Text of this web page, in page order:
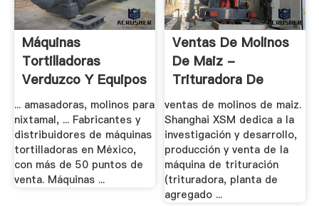
Máquinas
Tortilladoras
Verduzco Y Equipos
Para La ...
... amasadoras, molinos para
nixtamal, ... Fabricantes y
distribuidores de máquinas
tortilladoras en México,
con más de 50 puntos de
venta. Máquinas ...
Ventas De Molinos
De Maiz -
Trituradora De
Cono
ventas de molinos de maiz.
Shanghai XSM dedica a la
investigación y desarrollo,
producción y venta de la
máquina de trituración
(trituradora, planta de
agregado ...